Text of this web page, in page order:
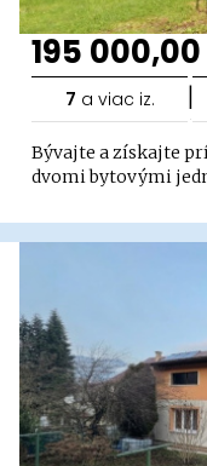
195
7 a viac iz. |
Bývajte a získajte
dvomi bytovými